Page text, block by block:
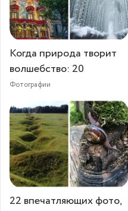
Когда природа творит
волшебство: 20
Фотографии
22 впечатляющих фото,